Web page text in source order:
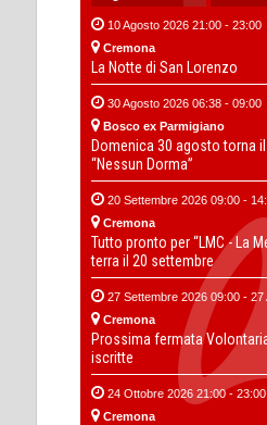
10 Agosto 2026 21:00 - 23:00
Cremona
La Notte di San Lorenzo
30 Agosto 2026 06:38 - 09:00
Bosco ex Parmigiano
Domenica 30 agosto torna
“Nessun Dorma”
20 Settembre 2026 09:00 -
Cremona
Tutto pronto per “LMC - La
terra il 20 settembre
27 Settembre 2026 09:00 -
Cremona
Prossima fermata
iscritte
24 Ottobre 2026 21:00 - 23:00
Cremona